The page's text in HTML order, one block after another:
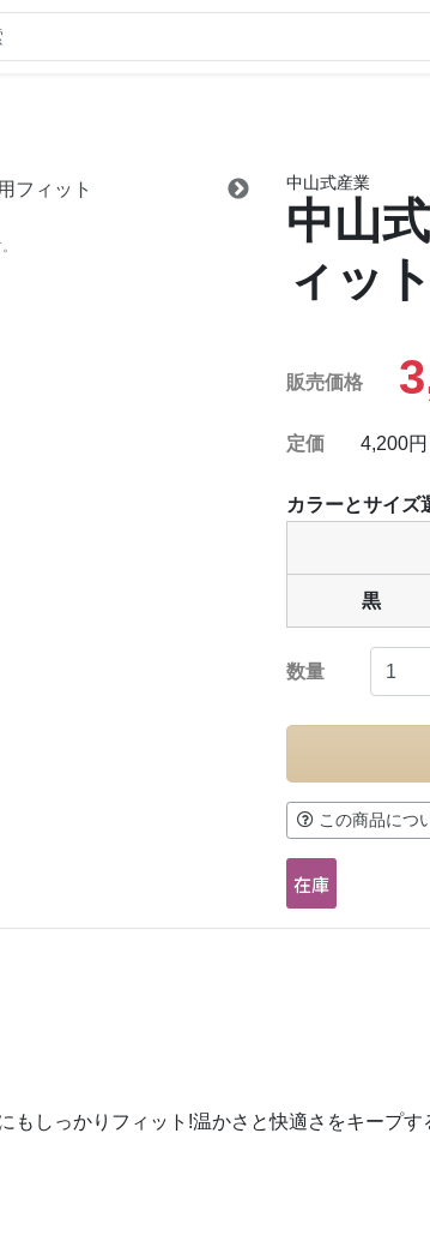
中山式産業
中山
ィット
販売価格
定価 4,200円
カラーとサイズ
黒
数量
この商品につ
もしっかりフィット!温かさと快適さをキープ